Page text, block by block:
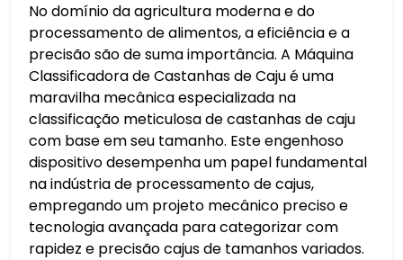
No domínio da agricultura moderna e do
processamento de alimentos, a eficiência e a
precisão são de suma importância. A Máquina
Classificadora de Castanhas de Caju é uma
maravilha mecânica especializada na
classificação meticulosa de castanhas de caju
com base em seu tamanho. Este engenhoso
dispositivo desempenha um papel fundamental
na indústria de processamento de cajus,
empregando um projeto mecânico preciso e
tecnologia avançada para categorizar com
rapidez e precisão cajus de tamanhos variados.